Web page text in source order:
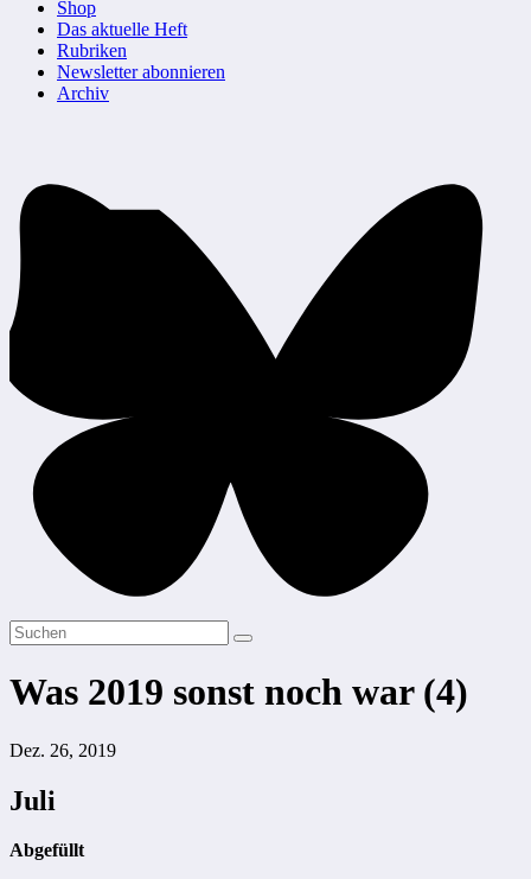
Shop
Das aktuelle Heft
Rubriken
Newsletter abonnieren
Archiv
Was 2019 sonst noch war (4)
Dez. 26, 2019
Juli
Abgefüllt